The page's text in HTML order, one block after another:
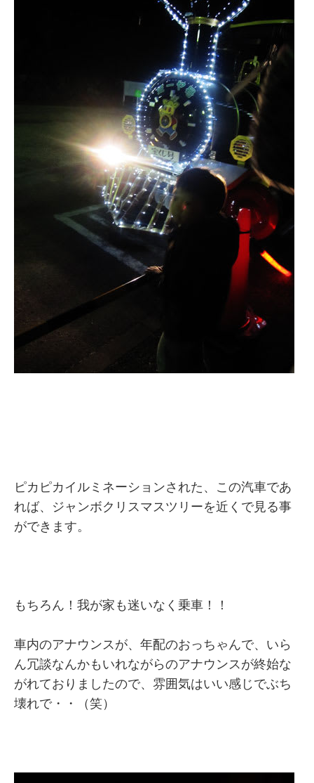
ピカピカイルミネーションされた、この汽車であ
れば、ジャンボクリスマスツリーを近くで見る事
ができます。
もちろん！我が家も迷いなく乗車！！
車内のアナウンスが、年配のおっちゃんで、いら
ん冗談なんかもいれながらのアナウンスが終始な
がれておりましたので、雰囲気はいい感じでぶち
壊れで・・（笑）